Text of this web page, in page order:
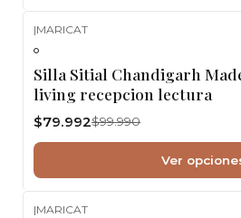
|MARICAT
Silla Sitial Chandigarh
living recepcion lectura
$79.992$99.990
Ver
|MARICAT